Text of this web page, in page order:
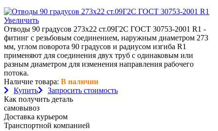
Увеличить
Отводы 90 градусов 273х22 ст.09Г2С ГОСТ 30753-2001 R1 -
фитинг с резьбовым соединением, наружным диаметром 273
мм, углом поворота 90 градусов и радиусом изгиба R1
применяют для соединения двух труб с одинаковым или
разным диаметром для изменения направления рабочего
потока.
Наличие товара: В наличии
Купить
Запросить стоимость
Как получить деталь
самовывоз
Доставка курьером
Транспортной компанией